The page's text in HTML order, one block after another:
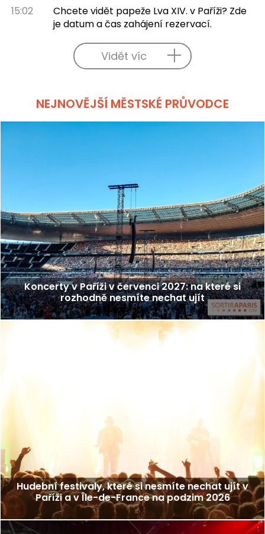
15:02
Chcete vidět papeže Lva XIV. v Paříži? Zde
je datum a čas zahájení rezervací.
Vidět víc
NEJNOVĚJŠÍ MĚSTSKÉ PRŮVODCE
Koncerty v Paříži v červenci 2027: na které si
rozhodně nesmíte nechat ujít
Hudební festivaly, které si nesmíte nechat ujít v
Paříži a v Île-de-France na podzim 2026